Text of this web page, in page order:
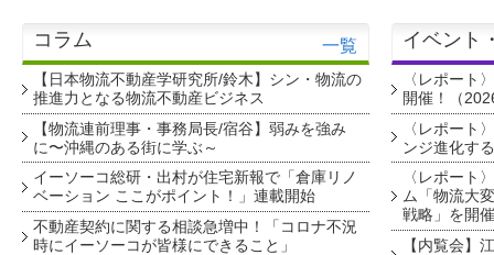
コラム 一覧
【日本物流不動産学研究所/鈴木】シン・物流の
推進力となる物流不動産ビジネス
【物流連前理事・事務局長/宿谷】弱みを強み
に〜沖縄のある街に学ぶ～
イーソーコ総研・出村が住宅新報で「倉庫リノ
ベーション ここがポイント！」連載開始
不動産契約に関する相談急増中！「コロナ不況
時にイーソーコが皆様にできること」
イベント
〈レポート
開催！（
〈レポート
ンジ進化す
〈レポート
ム「物流大
戦略」を開
【内覧会】